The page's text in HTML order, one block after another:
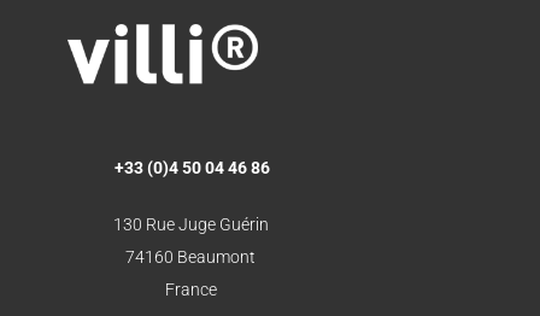
+33 (0)4 50 04 46 86
130 Rue Juge Guérin
74160 Beaumont
France